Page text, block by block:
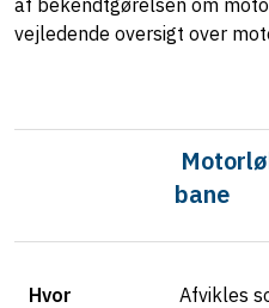
vejledende oversigt over
bane
Hvor
Afvikles